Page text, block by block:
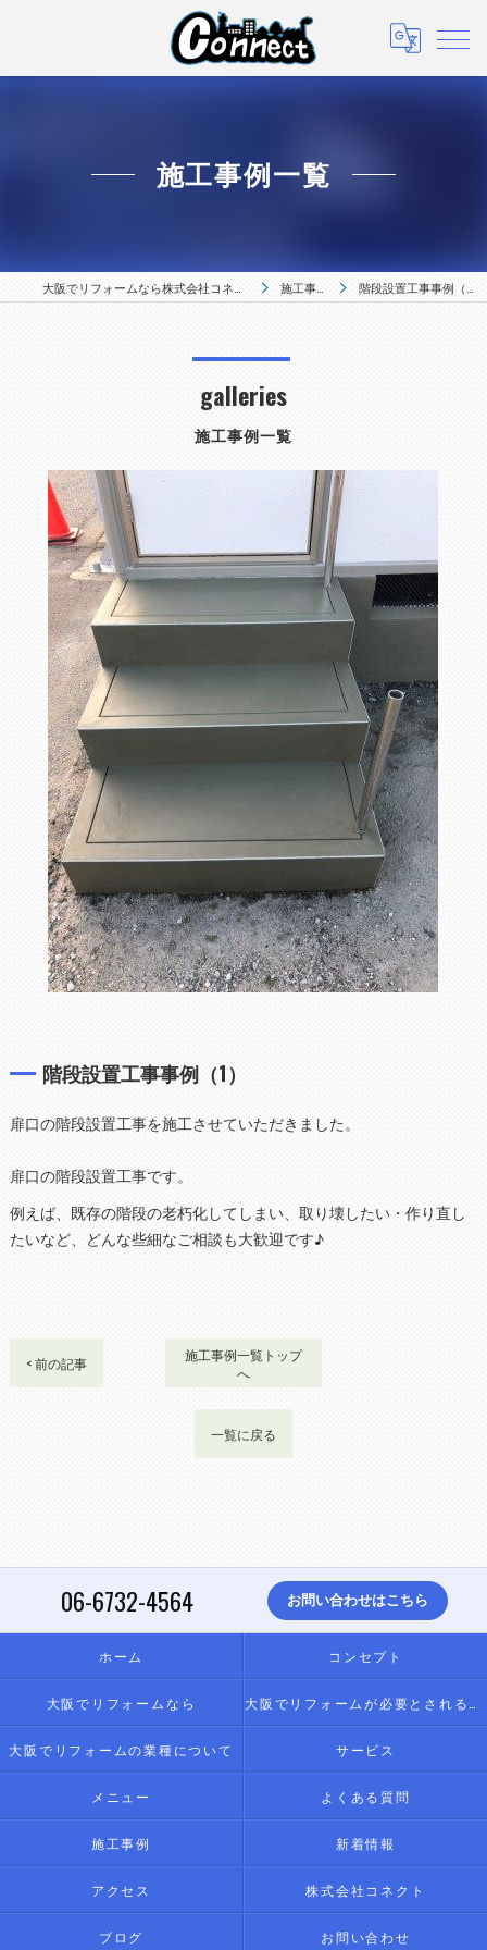
施工事例一覧
施工事例一覧
galleries
階段設置工事事例（1）
扉口の階段設置工事を施工させていただきました。
扉口の階段設置工事です。
例えば、既存の階段の老朽化してしまい、取り壊したい・作り直し
たいなど、どんな些細なご相談も大歓迎です♪
< 前の記事
施工事例一覧トップ
へ
一覧に戻る
06-6732-4564 お問い合わせはこちら
ホーム コンセプト
大阪でリフォームなら
大阪でリフォームの業種について サービス
メニュー よくある質問
施工事例 新着情報
アクセス 株式会社コネクト
ブログ お問い合わせ